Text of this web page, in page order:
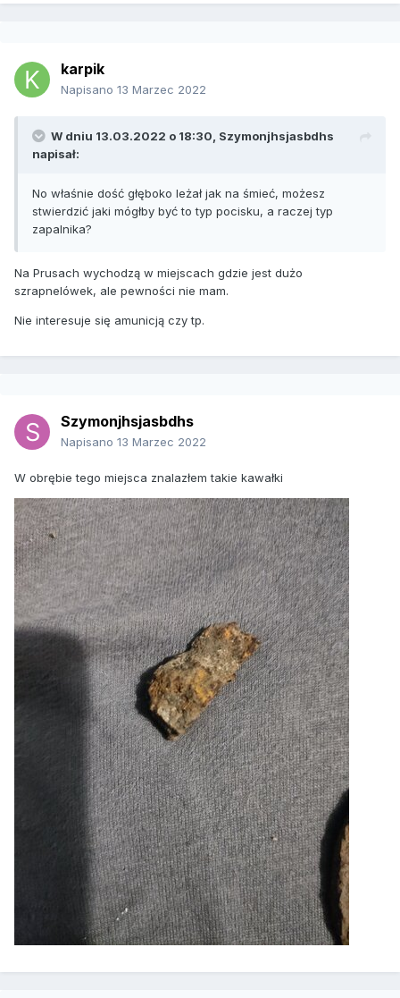
karpik
Napisano 13 Marzec 2022
W dniu 13.03.2022 o 18:30, Szymonjhsjasbdhs
napisał:
No właśnie dość głęboko leżał jak na śmieć, możesz
stwierdzić jaki mógłby być to typ pocisku, a raczej typ
zapalnika?
Na Prusach wychodzą w miejscach gdzie jest dużo
szrapnelówek, ale pewności nie mam.
Nie interesuje się amunicją czy tp.
Szymonjhsjasbdhs
Napisano 13 Marzec 2022
W obrębie tego miejsca znalazłem takie kawałki